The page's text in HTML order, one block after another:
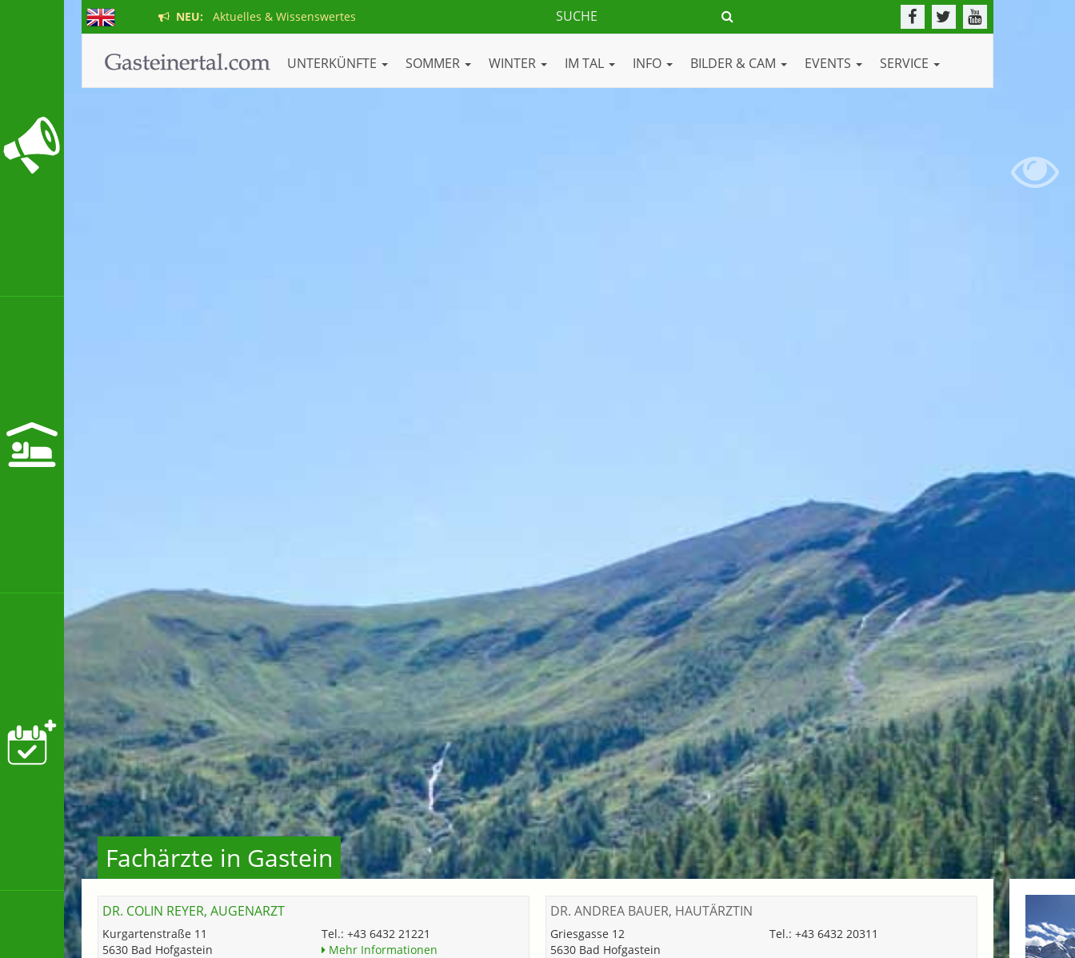
NEU: Aktuelles & Wissenswertes
UNTERKÜNFTE SOMMER WINTER IM TAL INFO BILDER & CAM EVENTS SERVICE
Fachärzte in Gastein
DR. COLIN REYER, AUGENARZT
Kurgartenstraße 11
5630 Bad Hofgastein
Tel.: +43 6432 21221
Mehr Informationen
DR. ANDREA BAUER, HAUTÄRZTIN
Griesgasse 12
5630 Bad Hofgastein
Tel.: +43 6432 20311